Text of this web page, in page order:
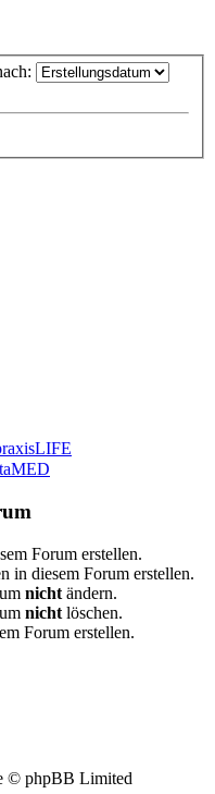
Forum erstellen.
in diesem Forum erstellen.
nicht ändern.
nicht löschen.
Forum erstellen.
© phpBB Limited